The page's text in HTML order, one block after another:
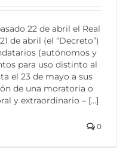
22 de abril el Real
de abril (el “Decreto”)
(autónomos y
para uso distinto al
el 23 de mayo a sus
de una moratoria o
y extraordinario – [...]
0